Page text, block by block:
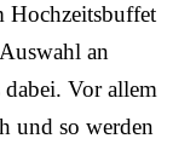
Hochzeitsbuffet
an
dabei. Vor allem
und so werden